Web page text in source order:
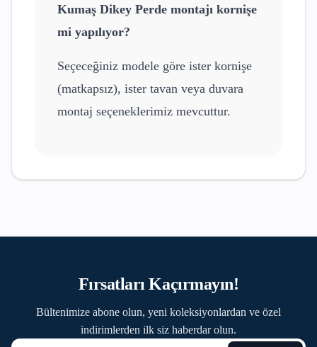
Kumaş Dikey Perde montajı kornişe
mi yapılıyor?
Seçeceğiniz modele göre ister kornişe
(matkapsız), ister tavan veya duvara
montaj seçeneklerimiz mevcuttur.
Fırsatları Kaçırmayın!
Bültenimize abone olun, yeni koleksiyonlardan ve özel
indirimlerden ilk siz haberdar olun.